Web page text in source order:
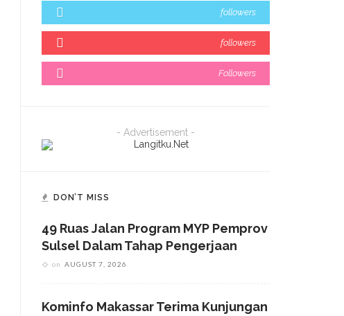
followers
followers
Followers
- Advertisement -
DON’T MISS
49 Ruas Jalan Program MYP Pemprov
Sulsel Dalam Tahap Pengerjaan
on AUGUST 7, 2026
Kominfo Makassar Terima Kunjungan